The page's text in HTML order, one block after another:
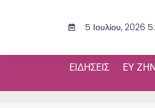
5 Ιουλίου, 2026
ΕΙΔΉΣΕΙΣ ΕΥ ΖΗΝ